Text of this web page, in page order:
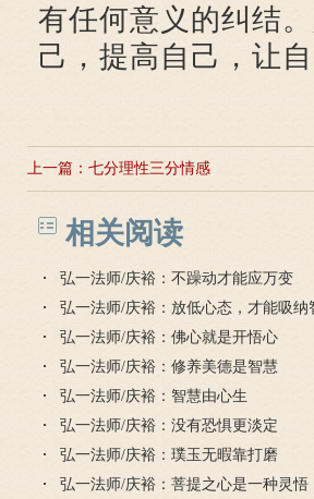
有任何意义的纠结
己，提高自己，让
上一篇： 七分理性三分情感
相关阅读
弘一法师/庆裕：不躁动才能应万变
弘一法师/庆裕：放低心态，才能吸纳
弘一法师/庆裕：佛心就是开悟心
弘一法师/庆裕：修养美德是智慧
弘一法师/庆裕：智慧由心生
弘一法师/庆裕：没有恐惧更淡定
弘一法师/庆裕：璞玉无暇靠打磨
弘一法师/庆裕：菩提之心是一种灵悟